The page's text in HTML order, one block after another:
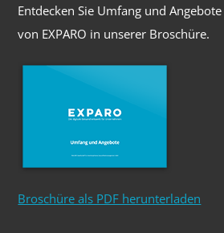
Entdecken Sie Umfang und Angebote
von EXPARO in unserer Broschüre.
Broschüre als PDF herunterladen